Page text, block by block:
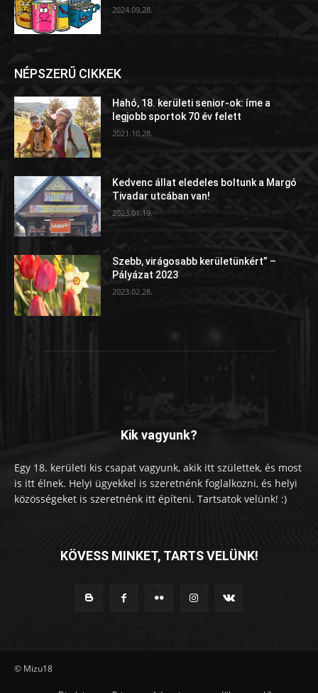
2024.09.28.
NÉPSZERŰ CIKKEK
Hahó, 18. kerületi senior-ok: íme a
legjobb sportok 70 év felett
2021.10.28.
Kedvenc állat eledeles boltunk a Margó
Tivadar utcában van!
2023.01.19.
Szebb, virágosabb kerületünkért” –
Pályázat 2023
2023.02.28.
Kik vagyunk?
Egy 18. kerületi kis csapat vagyunk, akik itt születtek, és most
is itt élnek. Helyi ügyekkel is szeretnénk foglalkozni, és helyi
közösségeket is szeretnénk itt építeni. Tartsatok velünk! :)
KÖVESS MINKET, TARTS VELÜNK!
© Mizu18